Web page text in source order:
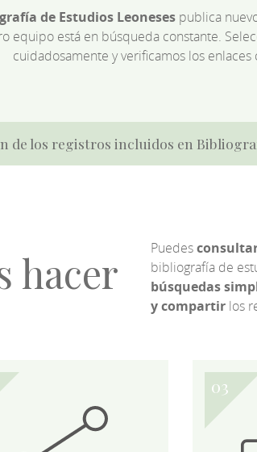
de Estudios Leonesespublica
equipo está en búsqueda constante.
cuidadosamente y verificamos los
de los registros incluidos en
hacer Puedes
bibliografía de
búsquedas
y compartirlos